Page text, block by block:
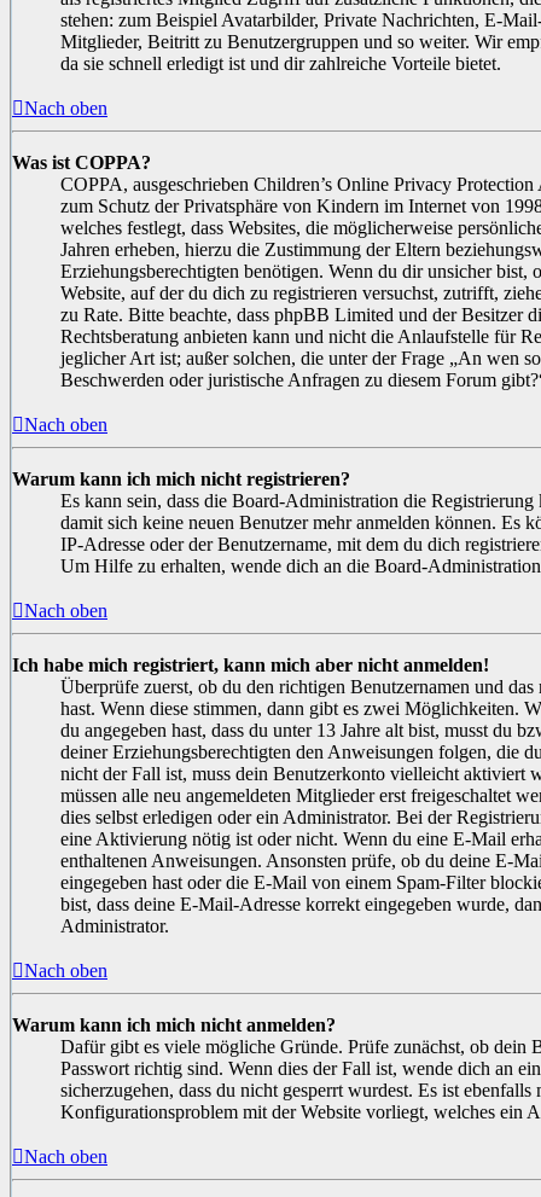
stehen: zum Beispiel Avatarbilder, Private Nachrichten, E-
Mitglieder, Beitritt zu Benutzergruppen und so weiter. Wir
da sie schnell erledigt ist und dir zahlreiche Vorteile bietet.
Nach oben
Was ist COPPA?
COPPA, ausgeschrieben Children’s Online Privacy
zum Schutz der Privatsphäre von Kindern im Internet von
welches festlegt, dass Websites, die möglicherweise
Jahren erheben, hierzu die Zustimmung der Eltern
Erziehungsberechtigten benötigen. Wenn du dir unsicher bist,
Website, auf der du dich zu registrieren versuchst, zutrifft,
zu Rate. Bitte beachte, dass phpBB Limited und der Besitzer
Rechtsberatung anbieten kann und nicht die Anlaufstelle für
jeglicher Art ist; außer solchen, die unter der Frage „An wen
Beschwerden oder juristische Anfragen zu diesem Forum
Nach oben
Warum kann ich mich nicht registrieren?
Es kann sein, dass die Board-Administration die Registrierung
damit sich keine neuen Benutzer mehr anmelden können. Es
IP-Adresse oder der Benutzername, mit dem du dich
Um Hilfe zu erhalten, wende dich an die Board-
Nach oben
Ich habe mich registriert, kann mich aber nicht anmelden!
Überprüfe zuerst, ob du den richtigen Benutzernamen und das
hast. Wenn diese stimmen, dann gibt es zwei Möglichkeiten.
du angegeben hast, dass du unter 13 Jahre alt bist, musst du
deiner Erziehungsberechtigten den Anweisungen folgen, die
nicht der Fall ist, muss dein Benutzerkonto vielleicht aktiviert
müssen alle neu angemeldeten Mitglieder erst freigeschaltet
dies selbst erledigen oder ein Administrator. Bei der
eine Aktivierung nötig ist oder nicht. Wenn du eine E-Mail
enthaltenen Anweisungen. Ansonsten prüfe, ob du deine E-
eingegeben hast oder die E-Mail von einem Spam-Filter
bist, dass deine E-Mail-Adresse korrekt eingegeben wurde,
Administrator.
Nach oben
Warum kann ich mich nicht anmelden?
Dafür gibt es viele mögliche Gründe. Prüfe zunächst, ob dein
Passwort richtig sind. Wenn dies der Fall ist, wende dich an
sicherzugehen, dass du nicht gesperrt wurdest. Es ist ebenfalls
Konfigurationsproblem mit der Website vorliegt, welches ein
Nach oben